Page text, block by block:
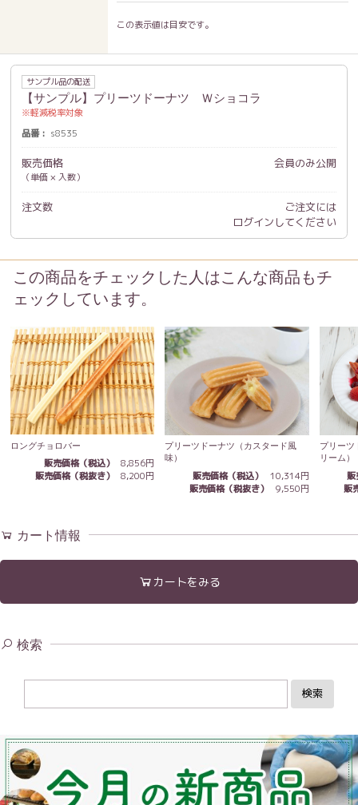
この表示値は目安です。
サンプル品の配送
【サンプル】プリーツドーナツ Ｗショコラ
軽減税率対象
品番
s8535
販売価格
（単価 × 入数）
会員のみ公開
注文数
ご注文には
ログイン してください
この商品をチェックした人はこんな商品もチ
ェックしています。
ロングチョロバー
販売価格（税込）
8,856円
販売価格（税抜き）
8,200円
プリーツドーナツ（カスタード風
味）
販売価格（税込）
10,314円
販売価格（税抜き）
9,550円
プリーツ
リーム）
販
販
カート情報
カートをみる
検索
検索